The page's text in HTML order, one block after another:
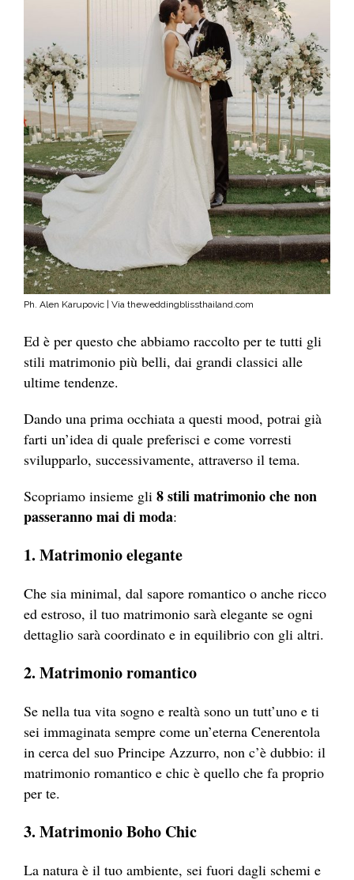
Ph. Alen Karupovic | Via theweddingblissthailand.com
Ed è per questo che abbiamo raccolto per te tutti gli
stili matrimonio più belli, dai grandi classici alle
ultime tendenze.
Dando una prima occhiata a questi mood, potrai già
farti un’idea di quale preferisci e come vorresti
svilupparlo, successivamente, attraverso il tema.
Scopriamo insieme gli 8 stili matrimonio che non
passeranno mai di moda:
1. Matrimonio elegante
Che sia minimal, dal sapore romantico o anche ricco
ed estroso, il tuo matrimonio sarà elegante se ogni
dettaglio sarà coordinato e in equilibrio con gli altri.
2. Matrimonio romantico
Se nella tua vita sogno e realtà sono un tutt’uno e ti
sei immaginata sempre come un’eterna Cenerentola
in cerca del suo Principe Azzurro, non c’è dubbio: il
matrimonio romantico e chic è quello che fa proprio
per te.
3. Matrimonio Boho Chic
La natura è il tuo ambiente, sei fuori dagli schemi e